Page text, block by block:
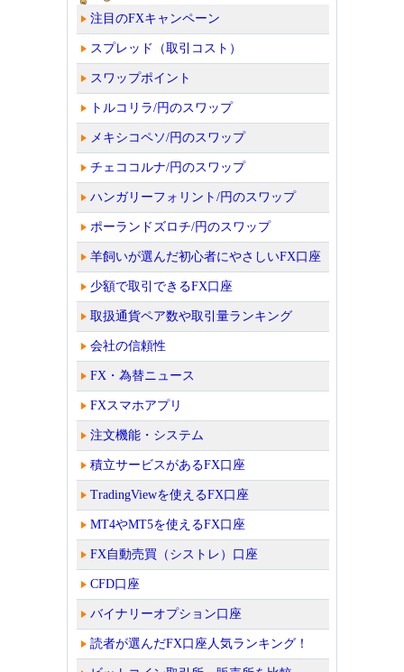
注目のFXキャンペーン
スプレッド（取引コスト）
スワップポイント
トルコリラ/円のスワップ
メキシコペソ/円のスワップ
チェココルナ/円のスワップ
ハンガリーフォリント/円のスワップ
ポーランドズロチ/円のスワップ
羊飼いが選んだ初心者にやさしいFX口座
少額で取引できるFX口座
取扱通貨ペア数や取引量ランキング
会社の信頼性
FX・為替ニュース
FXスマホアプリ
注文機能・システム
積立サービスがあるFX口座
TradingViewを使えるFX口座
MT4やMT5を使えるFX口座
FX自動売買（シストレ）口座
CFD口座
バイナリーオプション口座
読者が選んだFX口座人気ランキング！